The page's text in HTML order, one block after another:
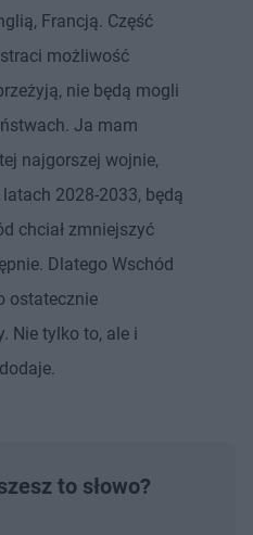
Francją. Część
możliwość
nie będą mogli
Ja mam
najgorszej wojnie,
2028-2033, będą
chciał zmniejszyć
Dlatego Wschód
ostatecznie
Nie tylko to, ale i
to słowo?